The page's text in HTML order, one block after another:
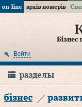
on-line архів номерів
Бізнес
Войти
разделы
бізнес